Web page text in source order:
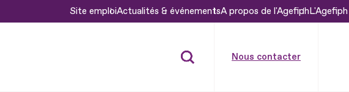
Site emploiActualités & événementsA propos de l'Agefiph
Nous contacter